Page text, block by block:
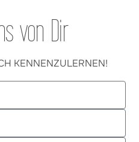
von Dir
KENNENZULERNEN!